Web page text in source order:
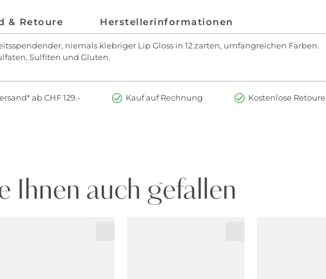
& Retoure Herstellerinformationen
niemals klebriger Lip Gloss in 12 zarten, umfangreichen Farben.
Sulfiten und Gluten.
ab CHF 129.- Kauf auf Rechnung Kostenlose Retoure
Ihnen auch gefallen